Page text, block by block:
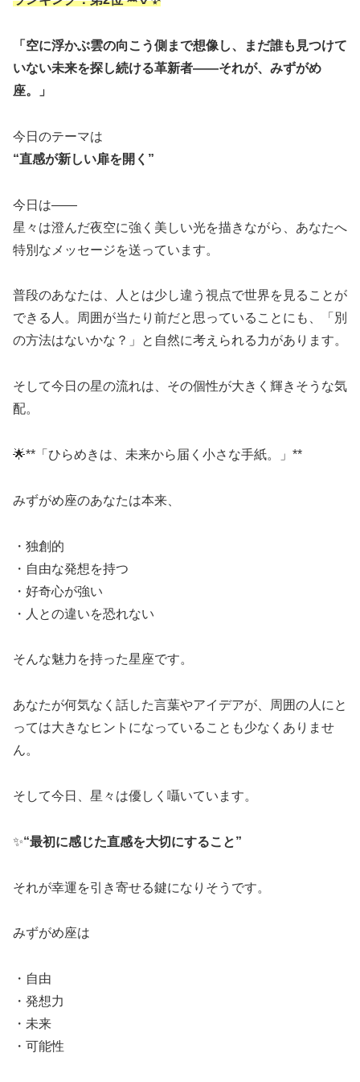
「空に浮かぶ雲の向こう側まで想像し、まだ誰も見つけて
いない未来を探し続ける革新者――それが、みずがめ
座。」
今日のテーマは
“直感が新しい扉を開く”
今日は――
星々は澄んだ夜空に強く美しい光を描きながら、あなたへ
特別なメッセージを送っています。
普段のあなたは、人とは少し違う視点で世界を見ることが
できる人。周囲が当たり前だと思っていることにも、「別
の方法はないかな？」と自然に考えられる力があります。
そして今日の星の流れは、その個性が大きく輝きそうな気
配。
🌟**「ひらめきは、未来から届く小さな手紙。」**
みずがめ座のあなたは本来、
・独創的
・自由な発想を持つ
・好奇心が強い
・人との違いを恐れない
そんな魅力を持った星座です。
あなたが何気なく話した言葉やアイデアが、周囲の人にと
っては大きなヒントになっていることも少なくありませ
ん。
そして今日、星々は優しく囁いています。
✨“最初に感じた直感を大切にすること”
それが幸運を引き寄せる鍵になりそうです。
みずがめ座は
・自由
・発想力
・未来
・可能性